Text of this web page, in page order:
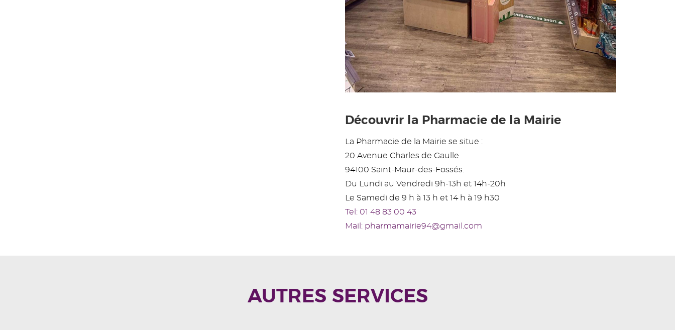
Découvrir la Pharmacie de la Mairie
La Pharmacie de la Mairie se situe :
20 Avenue Charles de Gaulle
94100 Saint-Maur-des-Fossés.
Du Lundi au Vendredi 9h-13h et 14h-20h
Le Samedi de 9 h à 13 h et 14 h à 19 h30
Tel: 01 48 83 00 43
Mail: pharmamairie94@gmail.com
AUTRES SERVICES